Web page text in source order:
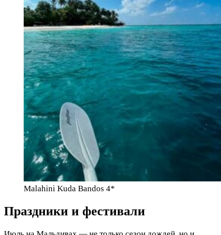
Malahini Kuda Bandos 4*
Праздники и фестивали